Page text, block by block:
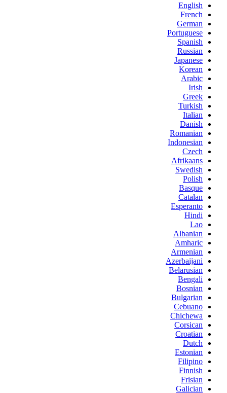
English
French
German
Portuguese
Spanish
Russian
Japanese
Korean
Arabic
Irish
Greek
Turkish
Italian
Danish
Romanian
Indonesian
Czech
Afrikaans
Swedish
Polish
Basque
Catalan
Esperanto
Hindi
Lao
Albanian
Amharic
Armenian
Azerbaijani
Belarusian
Bengali
Bosnian
Bulgarian
Cebuano
Chichewa
Corsican
Croatian
Dutch
Estonian
Filipino
Finnish
Frisian
Galician